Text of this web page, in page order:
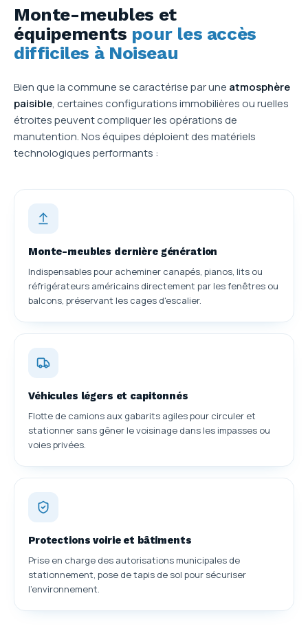
Monte-meubles et
équipements pour les accès
difficiles à Noiseau
Bien que la commune se caractérise par une atmosphère
paisible, certaines configurations immobilières ou ruelles
étroites peuvent compliquer les opérations de
manutention. Nos équipes déploient des matériels
technologiques performants :
Monte-meubles dernière génération
Indispensables pour acheminer canapés, pianos, lits ou
réfrigérateurs américains directement par les fenêtres ou
balcons, préservant les cages d'escalier.
Véhicules légers et capitonnés
Flotte de camions aux gabarits agiles pour circuler et
stationner sans gêner le voisinage dans les impasses ou
voies privées.
Protections voirie et bâtiments
Prise en charge des autorisations municipales de
stationnement, pose de tapis de sol pour sécuriser
l'environnement.